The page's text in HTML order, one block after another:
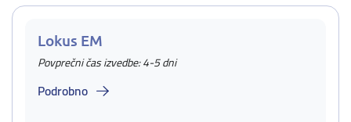
Lokus EM
Povprečni čas izvedbe: 4-5 dni
Podrobno